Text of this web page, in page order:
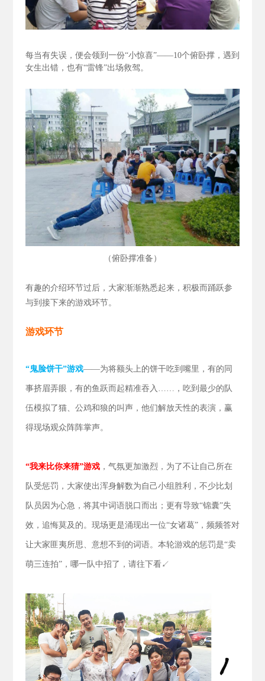
每当有失误，便会领到一份“小惊喜”——10个俯卧撑，遇到
女生出错，也有“雷锋”出场救驾。
（俯卧撑准备 ）
有趣的介绍环节过后，大家渐渐熟悉起来，积极而踊跃参
与到接下来的游戏环节。
游戏环节
“鬼脸饼干”游戏——为将额头上的饼干吃到嘴里，有的同
事挤眉弄眼，有的鱼跃而起精准吞入……，吃到最少的队
伍模拟了猫、公鸡和狼的叫声，他们解放天性的表演，赢
得现场观众阵阵掌声。
“我来比你来猜”游戏，气氛更加激烈，为了不让自己所在
队受惩罚，大家使出浑身解数为自己小组胜利，不少比划
队员因为心急，将其中词语脱口而出；更有导致“锦囊”失
效，追悔莫及的。现场更是涌现出一位“女诸葛”，频频答对
让大家匪夷所思、意想不到的词语。本轮游戏的惩罚是“卖
萌三连拍”，哪一队中招了，请往下看↙